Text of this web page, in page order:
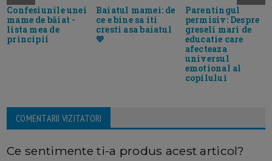
Confesiunile unei
mame de băiat -
lista mea de
principii
Baiatul mamei: de
ce e bine sa iti
cresti asa baiatul
💙
Parentingul
permisiv: Despre
greseli mari de
educatie care
afecteaza
universul
emotional al
copilului
COMENTARII VIZITATORI
Ce sentimente ti-a produs acest articol?